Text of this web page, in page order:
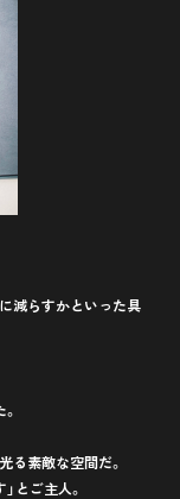
減らすかといった具
る素敵な空間だ。
とご主人。